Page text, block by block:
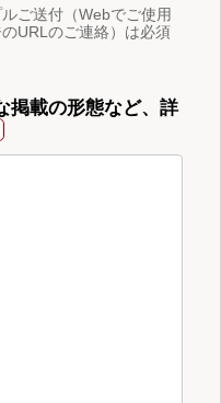
ご送付（Webでご使用
URLのご連絡）は必須
掲載の形態など、詳